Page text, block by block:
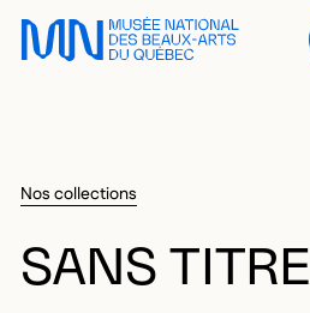
Sauter au menu principal
Sauter au contenu principal
Sauter au pied de page
Nos collections
SANS TITRE